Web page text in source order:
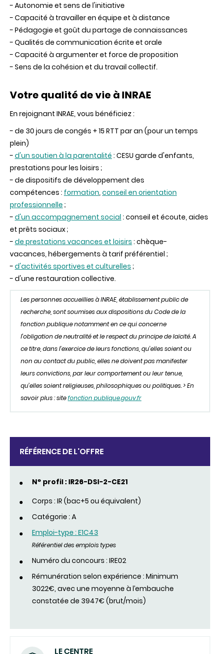
- Autonomie et sens de l'initiative
- Capacité à travailler en équipe et à distance
- Pédagogie et goût du partage de connaissances
- Qualités de communication écrite et orale
- Capacité à argumenter et force de proposition
- Sens de la cohésion et du travail collectif.
Votre qualité de vie à INRAE
En rejoignant INRAE, vous bénéficiez :
- de 30 jours de congés + 15 RTT par an (pour un temps
plein)
- d'un soutien à la parentalité : CESU garde d'enfants,
prestations pour les loisirs ;
- de dispositifs de développement des
compétences : formation, conseil en orientation
professionnelle ;
- d'un accompagnement social : conseil et écoute, aides
et prêts sociaux ;
- de prestations vacances et loisirs : chèque-
vacances, hébergements à tarif préférentiel ;
- d'activités sportives et culturelles ;
- d'une restauration collective.
Les personnes accueillies à INRAE, établissement public de
recherche, sont soumises aux dispositions du Code de la
fonction publique notamment en ce qui concerne
l’obligation de neutralité et le respect du principe de laïcité. A
ce titre, dans l’exercice de leurs fonctions, qu’elles soient ou
non au contact du public, elles ne doivent pas manifester
leurs convictions, par leur comportement ou leur tenue,
qu’elles soient religieuses, philosophiques ou politiques. > En
savoir plus : sitefonction publique.gouv.fr
RÉFÉRENCE DE L'OFFRE
N° profil : IR26-DSI-2-CE21
Corps : IR (bac+5 ou équivalent)
Catégorie : A
Emploi-type : E1C43
Référentiel des emplois types
Numéro du concours : IRE02
Rémunération selon expérience : Minimum
3022€, avec une moyenne à l’embauche
constatée de 3947€ (brut/mois)
LE CENTRE